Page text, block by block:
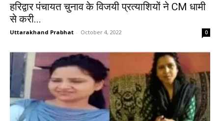
हरिद्वार पंचायत चुनाव के विजयी प्रत्याशियों ने CM धामी
से करी...
Uttarakhand Prabhat - October 4, 2022 0